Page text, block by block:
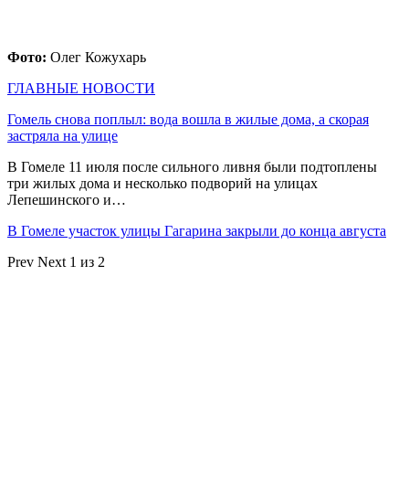
Фото: Олег Кожухарь
ГЛАВНЫЕ НОВОСТИ
Гомель снова поплыл: вода вошла в жилые дома, а скорая
застряла на улице
В Гомеле 11 июля после сильного ливня были подтоплены
три жилых дома и несколько подворий на улицах
Лепешинского и…
В Гомеле участок улицы Гагарина закрыли до конца августа
Prev Next 1 из 2